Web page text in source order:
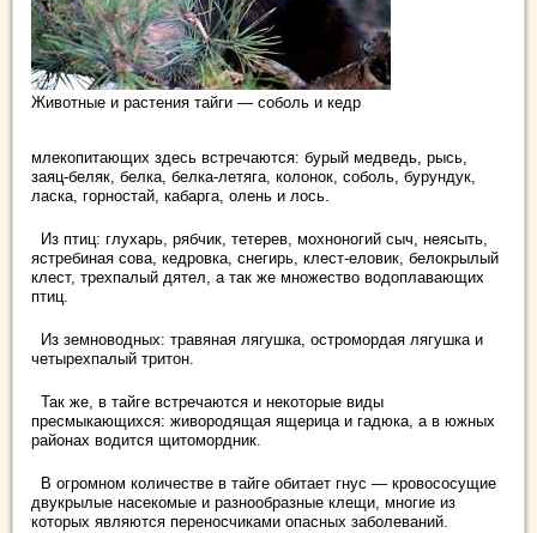
Животные и растения тайги — соболь и кедр
млекопитающих здесь встречаются: бурый медведь, рысь,
заяц-беляк, белка, белка-летяга, колонок, соболь, бурундук,
ласка, горностай, кабарга, олень и лось.
Из птиц: глухарь, рябчик, тетерев, мохноногий сыч, неясыть,
ястребиная сова, кедровка, снегирь, клест-еловик, белокрылый
клест, трехпалый дятел, а так же множество водоплавающих
птиц.
Из земноводных: травяная лягушка, остромордая лягушка и
четырехпалый тритон.
Так же, в тайге встречаются и некоторые виды
пресмыкающихся: живородящая ящерица и гадюка, а в южных
районах водится щитомордник.
В огромном количестве в тайге обитает гнус — кровососущие
двукрылые насекомые и разнообразные клещи, многие из
которых являются переносчиками опасных заболеваний.